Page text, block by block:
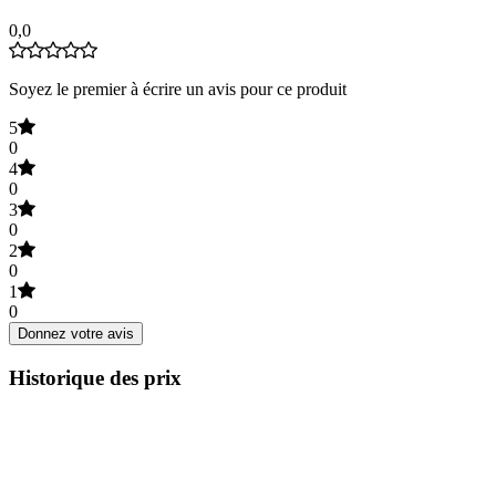
0,0
Soyez le premier à écrire un avis pour ce produit
5
0
4
0
3
0
2
0
1
0
Donnez votre avis
Historique des prix